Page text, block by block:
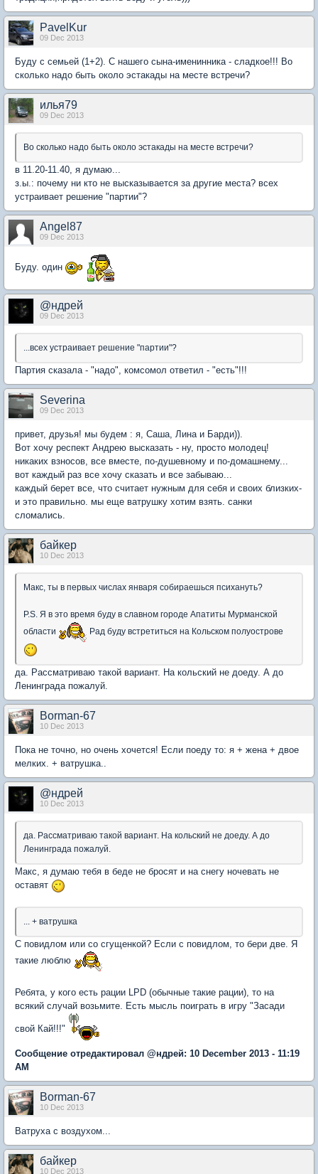
PavelKur
09 Dec 2013
Буду с семьей (1+2). С нашего сына-именинника - сладкое!!! Во
сколько надо быть около эстакады на месте встречи?
илья79
09 Dec 2013
Во сколько надо быть около эстакады на месте встречи?
в 11.20-11.40, я думаю...
з.ы.: почему ни кто не высказывается за другие места? всех
устраивает решение "партии"?
Angel87
09 Dec 2013
Буду. один
@ндрей
09 Dec 2013
...всех устраивает решение "партии"?
Партия сказала - "надо", комсомол ответил - "есть"!!!
Severina
09 Dec 2013
привет, друзья! мы будем : я, Саша, Лина и Барди)).
Вот хочу респект Андрею высказать - ну, просто молодец!
никаких взносов, все вместе, по-душевному и по-домашнему...
вот каждый раз все хочу сказать и все забываю...
каждый берет все, что считает нужным для себя и своих близких-
и это правильно. мы еще ватрушку хотим взять. санки
сломались.
байкер
10 Dec 2013
Макс, ты в первых числах января собираешься психануть?
P.S. Я в это время буду в славном городе Апатиты Мурманской
области
Рад буду встретиться на Кольском полуострове
да. Рассматриваю такой вариант. На кольский не доеду. А до
Ленинграда пожалуй.
Borman-67
10 Dec 2013
Пока не точно, но очень хочется! Если поеду то: я + жена + двое
мелких. + ватрушка..
@ндрей
10 Dec 2013
да. Рассматриваю такой вариант. На кольский не доеду. А до
Ленинграда пожалуй.
Макс, я думаю тебя в беде не бросят и на снегу ночевать не
оставят
... + ватрушка
С повидлом или со сгущенкой? Если с повидлом, то бери две. Я
такие люблю
Ребята, у кого есть рации LPD (обычные такие рации), то на
всякий случай возьмите. Есть мысль поиграть в игру "Засади
свой Кай!!!"
Сообщение отредактировал @ндрей: 10 December 2013 - 11:19
AM
Borman-67
10 Dec 2013
Ватруха с воздухом...
байкер
10 Dec 2013